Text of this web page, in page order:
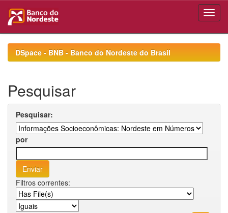
navigationDSpace - BNB - Banco do Nordeste do Brasil
Pesquisar
Pesquisar:
por
Filtros correntes: